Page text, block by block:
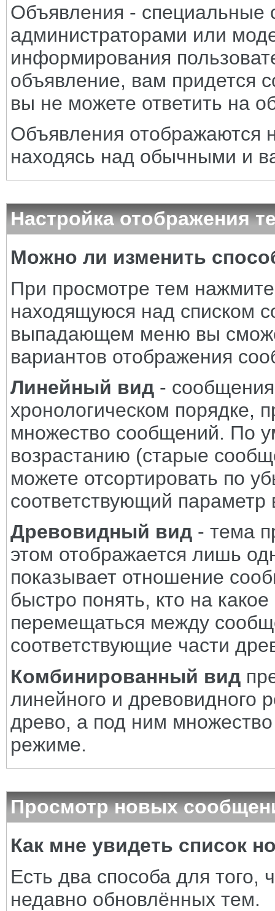
Объявления -
администраторами или
информирования
объявление, вам придется
вы не можете ответить на
Объявления отображаются
находясь над обычными и
Настройка отображения
Можно ли изменить
При просмотре тем
находящуюся над списком
выпадающем меню вы
вариантов отображения
Линейный вид -
хронологическом порядке,
множество сообщений. По
возрастанию (старые
можете отсортировать по
соответствующий параметр
Древовидный вид - тема
этом отображается лишь
показывает отношение
быстро понять, кто на
перемещаться между
соответствующие части
Комбинированный вид
линейного и древовидного
древо, а под ним
режиме.
Просмотр новых
Как мне увидеть список
Есть два способа для того,
недавно обновлённых тем.